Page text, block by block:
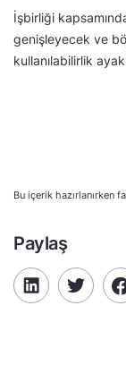
İşbirliği
genişleyecek ve
kullanılabilirlik
Bu içerik hazırlanırken
Paylaş